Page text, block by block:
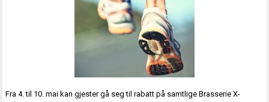
Fra 4. til 10. mai kan gjester gå seg til rabatt på samtlige Brasserie X-